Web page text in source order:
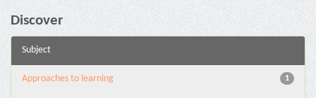
Discover
Subject
1
Approaches to learning